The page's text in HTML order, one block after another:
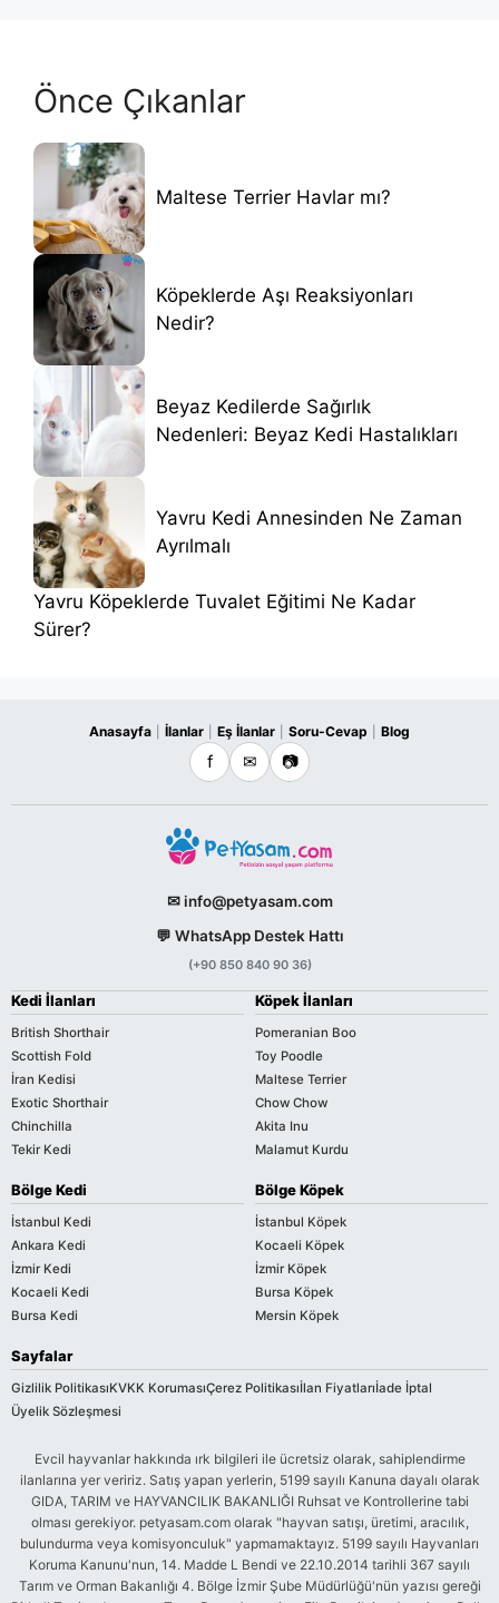
Önce Çıkanlar
Maltese Terrier Havlar mı?
Köpeklerde Aşı Reaksiyonları
Nedir?
Beyaz Kedilerde Sağırlık
Nedenleri: Beyaz Kedi Hastalıkları
Yavru Kedi Annesinden Ne Zaman
Ayrılmalı
Yavru Köpeklerde Tuvalet Eğitimi Ne Kadar
Sürer?
Anasayfa İlanlar Eş İlanlar Soru-Cevap Blog
f ✉ 📷
✉ info@petyasam.com
💬 WhatsApp Destek Hattı
(+90 850 840 90 36)
Kedi İlanları
British Shorthair
Scottish Fold
İran Kedisi
Exotic Shorthair
Chinchilla
Tekir Kedi
Köpek İlanları
Pomeranian Boo
Toy Poodle
Maltese Terrier
Chow Chow
Akita Inu
Malamut Kurdu
Bölge Kedi
İstanbul Kedi
Ankara Kedi
İzmir Kedi
Kocaeli Kedi
Bursa Kedi
Bölge Köpek
İstanbul Köpek
Kocaeli Köpek
İzmir Köpek
Bursa Köpek
Mersin Köpek
Sayfalar
Gizlilik PolitikasıKVKK KorumasıÇerez Politikasıİlan Fiyatlarıİade İptal
Üyelik Sözleşmesi
Evcil hayvanlar hakkında ırk bilgileri ile ücretsiz olarak, sahiplendirme
ilanlarına yer veririz. Satış yapan yerlerin, 5199 sayılı Kanuna dayalı olarak
GIDA, TARIM ve HAYVANCILIK BAKANLIĞI Ruhsat ve Kontrollerine tabi
olması gerekiyor. petyasam.com olarak "hayvan satışı, üretimi, aracılık,
bulundurma veya komisyonculuk" yapmamaktayız. 5199 sayılı Hayvanları
Koruma Kanunu'nun, 14. Madde L Bendi ve 22.10.2014 tarihli 367 sayılı
Tarım ve Orman Bakanlığı 4. Bölge İzmir Şube Müdürlüğü'nün yazısı gereği